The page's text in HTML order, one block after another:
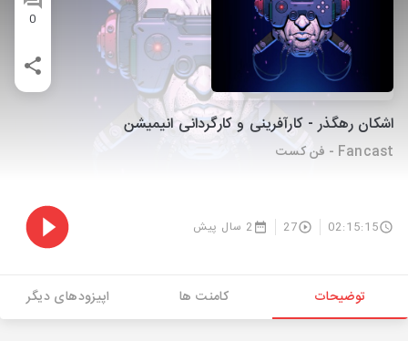
0
اشکان رهگذر - کارآفرینی و کارگردانی انیمیشن
Fancast - فن کست
02:15:15
27 2 سال پیش
توضیحات کامنت ها اپیزودهای دیگر